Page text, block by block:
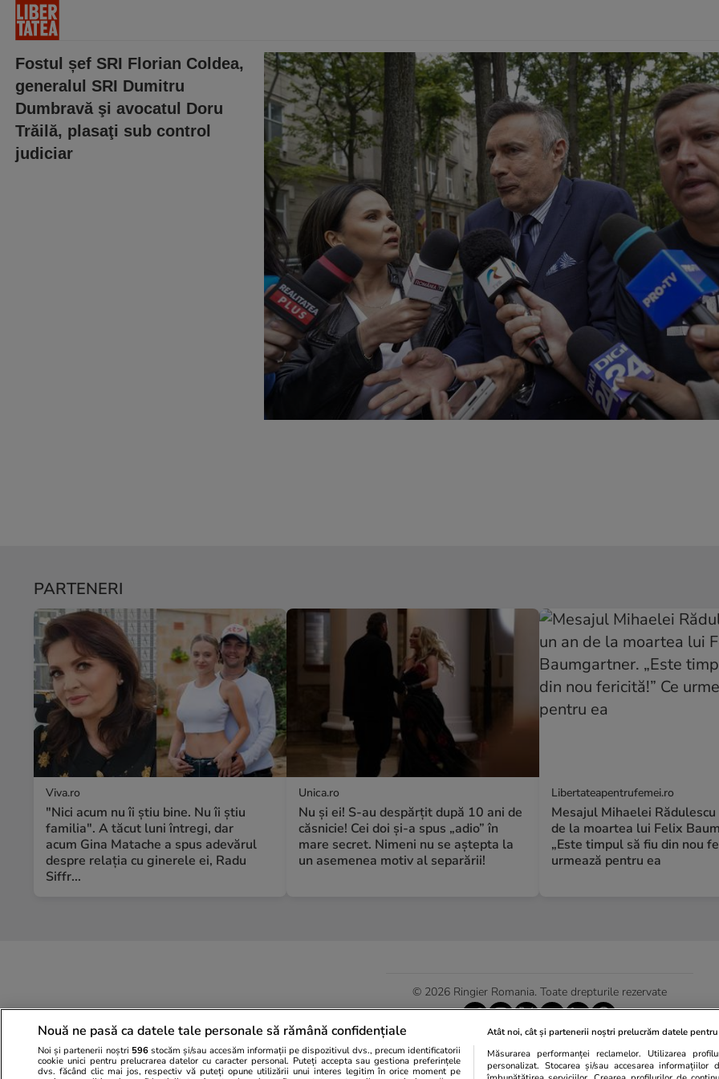
Fostul șef SRI Florian Coldea,
generalul SRI Dumitru
Dumbravă şi avocatul Doru
Trăilă, plasaţi sub control
judiciar
PARTENERI
Viva.ro
"Nici acum nu îi știu bine. Nu îi știu
familia". A tăcut luni întregi, dar
acum Gina Matache a spus adevărul
despre relația cu ginerele ei, Radu
Siffr...
Unica.ro
Nu și ei! S-au despărțit după 10 ani de
căsnicie! Cei doi și-a spus „adio” în
mare secret. Nimeni nu se aștepta la
un asemenea motiv al separării!
Libertateapentrufemei.ro
Mesajul Mihaelei
de la moartea lui Felix
„Este timpul să fiu din nou
urmează pentru ea
© 2026 Ringier Romania. Toate drepturile rezervate
Actualizare preferințe cookies
Nouă ne pasă ca datele tale personale să rămână confidențiale
Noi și partenerii noștri 596stocăm și/sau accesăm informații pe dispozitivul dvs., precum identificatorii
cookie unici pentru prelucrarea datelor cu caracter personal. Puteți accepta sau gestiona preferințele
dvs. făcând clic mai jos, respectiv vă puteți opune utilizării unui interes legitim în orice moment pe
Atât noi, cât și partenerii noștri prelucrăm datele
Măsurarea performanței reclamelor. Utilizarea
personalizat. Stocarea și/sau accesarea